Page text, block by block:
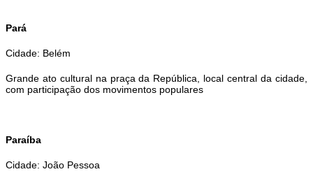
Pará
Cidade: Belém
Grande ato cultural na praça da República, local central da cidade,
com participação dos movimentos populares
Paraíba
Cidade: João Pessoa